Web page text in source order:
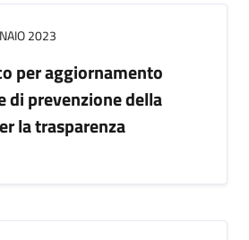
2023
per aggiornamento
di prevenzione della
la trasparenza